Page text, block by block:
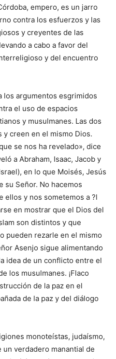
empero, es un jarro
contra los esfuerzos y las
y creyentes de las
a cabo a favor del
y del encuentro
los argumentos esgrimidos
el uso de espacios
y musulmanes. Las dos
creen en el mismo Dios.
se nos ha revelado», dice
a Abraham, Isaac, Jacob y
en lo que Moisés, Jesús
su Señor. No hacemos
ellos y nos sometemos a ?l
en mostrar que el Dios del
son distintos y que
pueden rezarle en el mismo
Asenjo sigue alimentando
idea de un conflicto entre el
los musulmanes. ¡Flaco
de la paz en el
de la paz y del diálogo
monoteístas, judaísmo,
verdadero manantial de